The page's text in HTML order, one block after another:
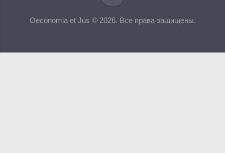
Редакционная коллегия
Oeconomia et Jus © 2026. Все права защищены.